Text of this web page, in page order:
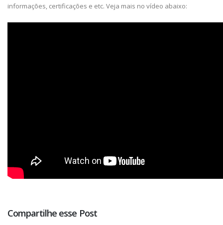
informações, certificações e etc. Veja mais no vídeo abaixo:
Compartilhe esse Post